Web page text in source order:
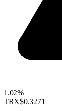
1.02%
TRX$0.3271